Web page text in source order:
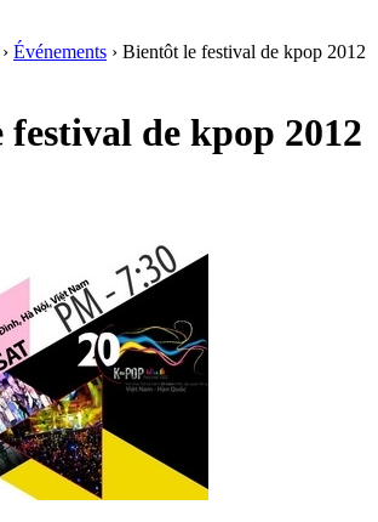
› Événements › Bientôt le festival de kpop 2012
de kpop 2012